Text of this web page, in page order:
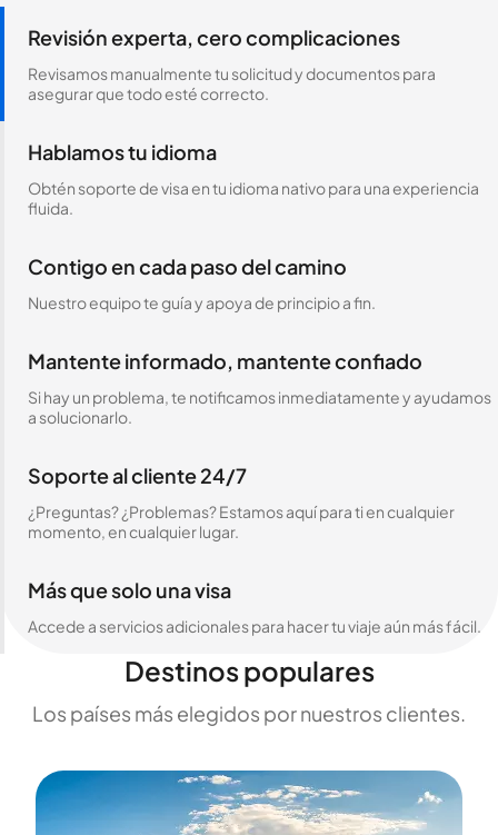
Revisión experta, cero complicaciones
Revisamos manualmente tu solicitud y documentos para
asegurar que todo esté correcto.
Hablamos tu idioma
Obtén soporte de visa en tu idioma nativo para una experiencia
fluida.
Contigo en cada paso del camino
Nuestro equipo te guía y apoya de principio a fin.
Mantente informado, mantente confiado
Si hay un problema, te notificamos inmediatamente y ayudamos
a solucionarlo.
Soporte al cliente 24/7
¿Preguntas? ¿Problemas? Estamos aquí para ti en cualquier
momento, en cualquier lugar.
Más que solo una visa
Accede a servicios adicionales para hacer tu viaje aún más fácil.
Destinos populares
Los países más elegidos por nuestros clientes.